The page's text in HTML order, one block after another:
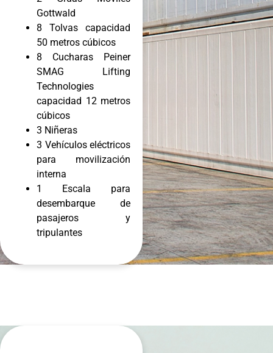
Gottwald
8 Tolvas capacidad
50 metros cúbicos
8 Cucharas Peiner
SMAG Lifting
Technologies
capacidad 12 metros
cúbicos
3 Niñeras
3 Vehículos eléctricos
para movilización
interna
1 Escala para
desembarque de
pasajeros y
tripulantes